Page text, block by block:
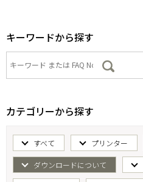
キーワードから探す
カテゴリーから探す
すべて プリンター
ダウンロードについて